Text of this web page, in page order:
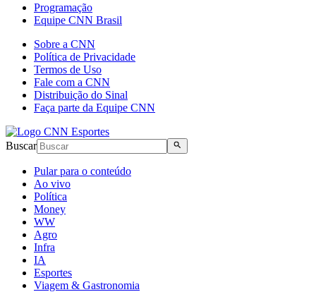
Programação
Equipe CNN Brasil
Sobre a CNN
Política de Privacidade
Termos de Uso
Fale com a CNN
Distribuição do Sinal
Faça parte da Equipe CNN
Buscar
Pular para o conteúdo
Ao vivo
Política
Money
WW
Agro
Infra
IA
Esportes
Viagem & Gastronomia